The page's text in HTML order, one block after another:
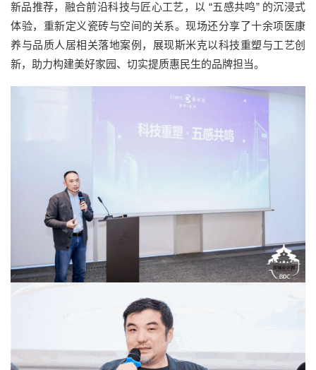
新品推荐，融合前沿科技与匠心工艺，以 “五感共鸣” 的沉浸式
体验，重新定义瓷砖与空间的关系。现场还分享了十余项医康
养与品质人居相关落地案例，展现斯米克以科技重塑与工艺创
新，助力构建美好家园、切实提质惠民生的品牌担当。